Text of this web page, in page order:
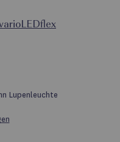
Lupenleuchte